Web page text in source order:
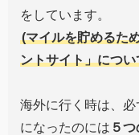
をしています。
(マイルを貯めるた
ントサイト」につ
海外に行く時は、
になったのには ５